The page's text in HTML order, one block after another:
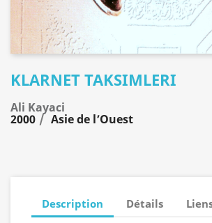
KLARNET TAKSIMLERI
Ali Kayaci
2000 Asie de l’Ouest
Description Détails